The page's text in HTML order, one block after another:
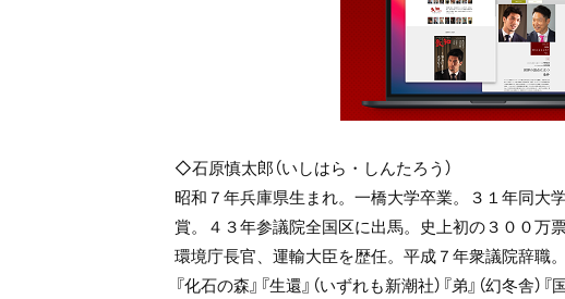
◇石原慎太郎（いしはら・しんたろう）
昭和７年兵庫県生まれ。一橋大学卒業。３１年同大
賞。４３年参議院全国区に出馬。史上初の３００万
環境庁長官、運輸大臣を歴任。平成７年衆議院辞職
『化石の森』『生還』（いずれも新潮社）『弟』（幻冬舎